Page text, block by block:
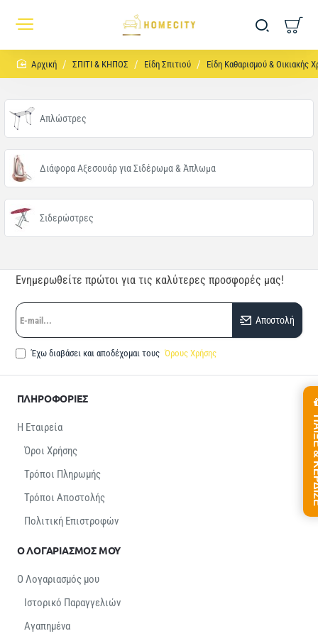
homeΣΠΙΤΙ & ΚΗΠΟΣ Είδη Σπιτιού Είδη Καθαρισμού & Οικιακής
Απλώστρες
Διάφορα Αξεσουάρ για Σιδέρωμα & Άπλωμα
Σιδερώστρες
Ενημερωθείτε πρώτοι για τις καλύτερες προσφορές μας!
E-
mail...
Αποστολή
Έχω διαβάσει και αποδέχομαι τους Όρους Χρήσης
ΠΛΗΡΟΦΟΡΙΕΣ
Η Εταιρεία
Όροι Χρήσης
Τρόποι Πληρωμής
Τρόποι Αποστολής
Πολιτική Επιστροφών
Ο ΛΟΓΑΡΙΑΣΜΟΣ ΜΟΥ
Ο Λογαριασμός μου
Ιστορικό Παραγγελιών
Αγαπημένα